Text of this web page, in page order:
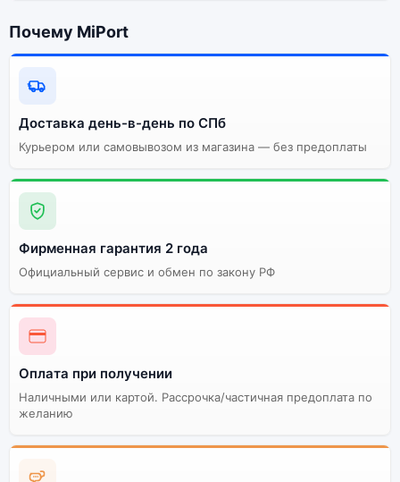
Почему MiPort
Доставка день-в-день по СПб
Курьером или самовывозом из магазина — без предоплаты
Фирменная гарантия 2 года
Официальный сервис и обмен по закону РФ
Оплата при получении
Наличными или картой. Рассрочка/частичная предоплата по
желанию